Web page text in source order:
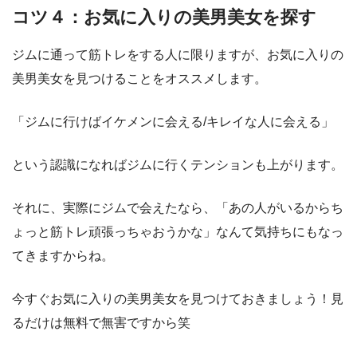
コツ４：お気に入りの美男美女を探す
ジムに通って筋トレをする人に限りますが、お気に入りの
美男美女を見つけることをオススメします。
「ジムに行けばイケメンに会える/キレイな人に会える」
という認識になればジムに行くテンションも上がります。
それに、実際にジムで会えたなら、「あの人がいるからち
ょっと筋トレ頑張っちゃおうかな」なんて気持ちにもなっ
てきますからね。
今すぐお気に入りの美男美女を見つけておきましょう！見
るだけは無料で無害ですから笑